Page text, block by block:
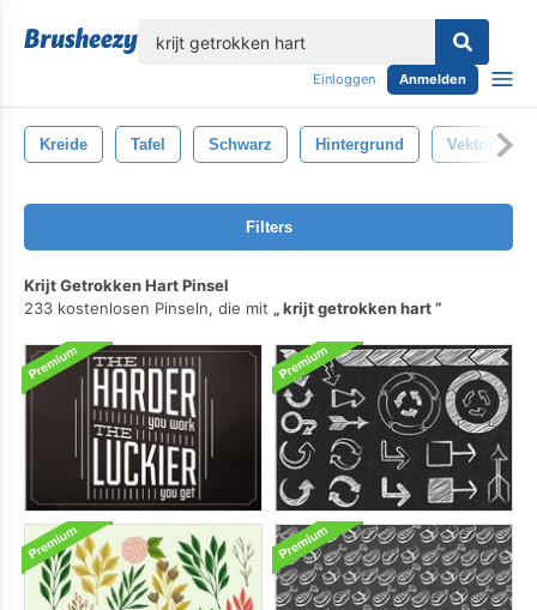
Einloggen Anmelden
Kreide Tafel Schwarz Hintergrund Vektor
Filters
Krijt Getrokken Hart Pinsel
233 kostenlosen Pinseln, die mit
krijt getrokken hart